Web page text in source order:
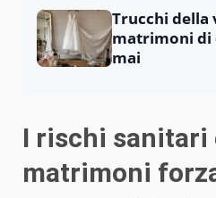
Trucchi della
matrimoni di
mai
I rischi sanitari
matrimoni